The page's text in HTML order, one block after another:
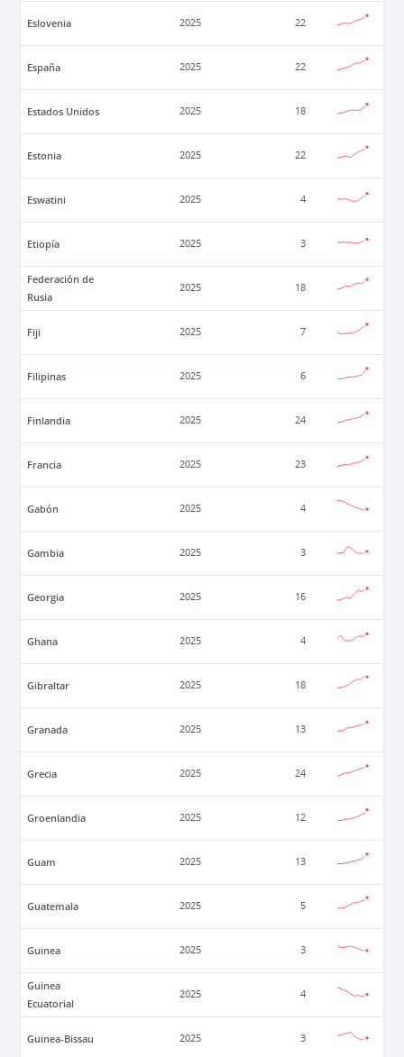
Eslovenia 2025 22
España 2025 22
Estados Unidos 2025 18
Estonia 2025 22
Eswatini 2025 4
Etiopía 2025 3
Federación de
Rusia
2025 18
Fiji 2025 7
Filipinas 2025 6
Finlandia 2025 24
Francia 2025 23
Gabón 2025 4
Gambia 2025 3
Georgia 2025 16
Ghana 2025 4
Gibraltar 2025 18
Granada 2025 13
Grecia 2025 24
Groenlandia 2025 12
Guam 2025 13
Guatemala 2025 5
Guinea 2025 3
Guinea
Ecuatorial
2025 4
Guinea-Bissau 2025 3